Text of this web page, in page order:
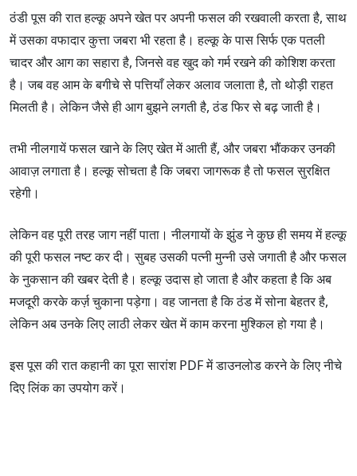
ठंडी पूस की रात हल्कू अपने खेत पर अपनी फसल की रखवाली करता है, साथ
में उसका वफादार कुत्ता जबरा भी रहता है। हल्कू के पास सिर्फ एक पतली
चादर और आग का सहारा है, जिनसे वह खुद को गर्म रखने की कोशिश करता
है। जब वह आम के बगीचे से पत्तियाँ लेकर अलाव जलाता है, तो थोड़ी राहत
मिलती है। लेकिन जैसे ही आग बुझने लगती है, ठंड फिर से बढ़ जाती है।
तभी नीलगायें फसल खाने के लिए खेत में आती हैं, और जबरा भौंककर उनकी
आवाज़ लगाता है। हल्कू सोचता है कि जबरा जागरूक है तो फसल सुरक्षित
रहेगी।
लेकिन वह पूरी तरह जाग नहीं पाता। नीलगायों के झुंड ने कुछ ही समय में हल्कू
की पूरी फसल नष्ट कर दी। सुबह उसकी पत्नी मुन्नी उसे जगाती है और फसल
के नुकसान की खबर देती है। हल्कू उदास हो जाता है और कहता है कि अब
मजदूरी करके कर्ज़ चुकाना पड़ेगा। वह जानता है कि ठंड में सोना बेहतर है,
लेकिन अब उनके लिए लाठी लेकर खेत में काम करना मुश्किल हो गया है।
इस पूस की रात कहानी का पूरा सारांश PDF में डाउनलोड करने के लिए नीचे
दिए लिंक का उपयोग करें।